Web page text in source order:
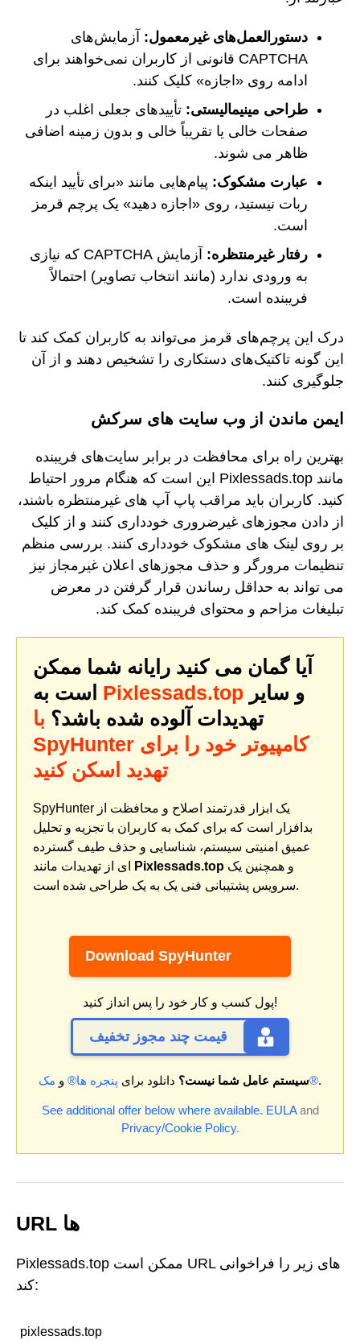
دستورالعمل‌های غیرمعمول: آزمایش‌های
CAPTCHA قانونی از کاربران نمی‌خواهند برای
ادامه روی «اجازه» کلیک کنند.
طراحی مینیمالیستی: تأییدهای جعلی اغلب در
صفحات خالی یا تقریباً خالی و بدون زمینه اضافی
ظاهر می شوند.
عبارت مشکوک: پیام‌هایی مانند «برای تأیید اینکه
ربات نیستید، روی «اجازه دهید» یک پرچم قرمز
است.
رفتار غیرمنتظره:
آزمایش CAPTCHA که نیازی
به ورودی ندارد (مانند انتخاب تصاویر) احتمالاً
فریبنده است.
درک این پرچم‌های قرمز می‌تواند به کاربران کمک کند تا
این گونه تاکتیک‌های دستکاری را تشخیص دهند و از آن
جلوگیری کنند.
ایمن ماندن از وب سایت های سرکش
بهترین راه برای محافظت در برابر سایت‌های فریبنده
مانند Pixlessads.top این است که هنگام مرور احتیاط
کنید. کاربران باید مراقب پاپ آپ های غیرمنتظره باشند،
از دادن مجوزهای غیرضروری خودداری کنند و از کلیک
بر روی لینک های مشکوک خودداری کنند. بررسی منظم
تنظیمات مرورگر و حذف مجوزهای اعلان غیرمجاز نیز
می تواند به حداقل رساندن قرار گرفتن در معرض
تبلیغات مزاحم و محتوای فریبنده کمک کند.
آیا گمان می کنید رایانه شما ممکن
Pixlessads.top
تهدیدات آلوده شده باشد؟ با
SpyHunter کامپیوتر خود را برای
تهدید اسکن کنید
SpyHunter یک ابزار قدرتمند اصلاح و محافظت از
بدافزار است که برای کمک به کاربران با تجزیه و تحلیل
عمیق امنیتی سیستم، شناسایی و حذف طیف گسترده
Pixlessads.top
سرویس پشتیبانی فنی یک به یک طراحی شده است.
Download SpyHunter
پول کسب و کار خود را پس انداز کنید!
قیمت چند مجوز تخفیف
سیستم عامل شما نیست؟ دانلود برای پنجره ها® و مک®.
See additional offer below where available. EULAand
Privacy/Cookie Policy.
URL ها
Pixlessads.top ممکن است URL های زیر را فراخوانی
کند:
pixlessads.top